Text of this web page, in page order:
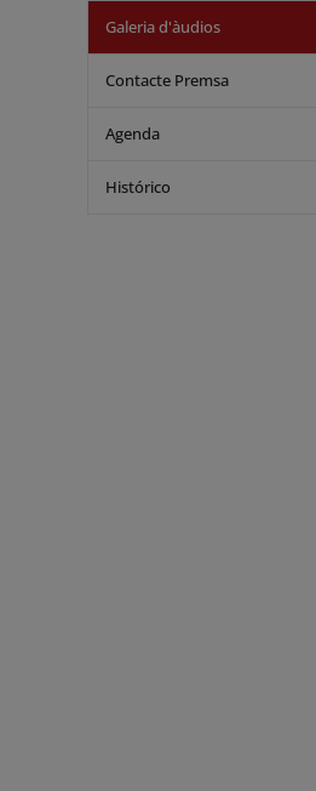
Galeria d'àudios
Contacte Premsa
Agenda
Histórico